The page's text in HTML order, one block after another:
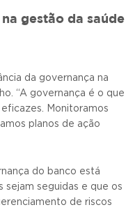
gestão da saúde
da governança na
“A governança é o que
Monitoramos
planos de ação
do banco está
sejam seguidas e que os
de riscos